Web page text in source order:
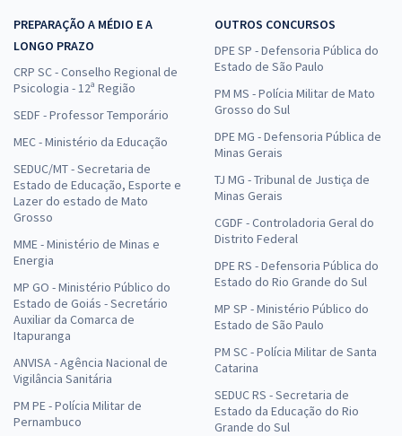
PREPARAÇÃO A MÉDIO E A
LONGO PRAZO
CRP SC - Conselho Regional de
Psicologia - 12ª Região
SEDF - Professor Temporário
MEC - Ministério da Educação
SEDUC/MT - Secretaria de
Estado de Educação, Esporte e
Lazer do estado de Mato
Grosso
MME - Ministério de Minas e
Energia
MP GO - Ministério Público do
Estado de Goiás - Secretário
Auxiliar da Comarca de
Itapuranga
ANVISA - Agência Nacional de
Vigilância Sanitária
PM PE - Polícia Militar de
Pernambuco
OUTROS CONCURSOS
DPE SP - Defensoria Pública do
Estado de São Paulo
PM MS - Polícia Militar de Mato
Grosso do Sul
DPE MG - Defensoria Pública de
Minas Gerais
TJ MG - Tribunal de Justiça de
Minas Gerais
CGDF - Controladoria Geral do
Distrito Federal
DPE RS - Defensoria Pública do
Estado do Rio Grande do Sul
MP SP - Ministério Público do
Estado de São Paulo
PM SC - Polícia Militar de Santa
Catarina
SEDUC RS - Secretaria de
Estado da Educação do Rio
Grande do Sul